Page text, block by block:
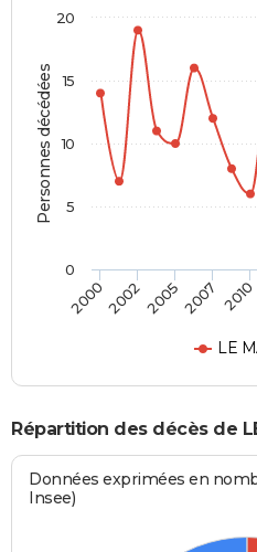
Personnes décédées
LE
2000200220052007 2010
0
5
10
15
20
Répartition des décès de
Données exprimées en
Insee)